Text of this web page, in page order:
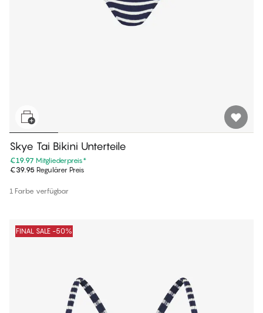
Skye Tai Bikini Unterteile
€19.97 Mitgliederpreis*
€39.95 Regulärer Preis
1 Farbe verfügbar
FINAL SALE -50%